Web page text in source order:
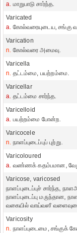
a. மாறுபாடு சார்ந்த.
Varicated
a. கோல்வரையுடைய, சங்கு
Varication
n. கோல்வரை அமைவு.
Varicella
n. தட்டம்மை, பயற்றம்மை.
Varicellar
a. தட்டம்மை சார்ந்த.
Varicelloid
a. பயற்றம்மை போன்ற.
Varicocele
n. நாளப்புடைப்புப் புற்று.
Varicoloured
a. வண்ணக் கதம்பமான,
Varicose, varicosed
நாளப்புடைப்புச் சார்ந்த,
நாளப்புடைப்பு மருந்தான,
வகையில் வாய்வஸீ
Varicosity
n. நாளப்புடைமை, சங்குக்